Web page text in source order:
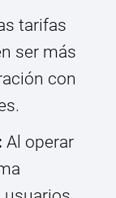
tarifas
ser más
con
Al operar